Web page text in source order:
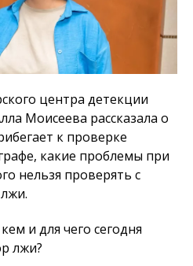
центра детекции
Моисеева рассказала о
к проверке
какие проблемы при
нельзя проверять с
и для чего сегодня
лжи?